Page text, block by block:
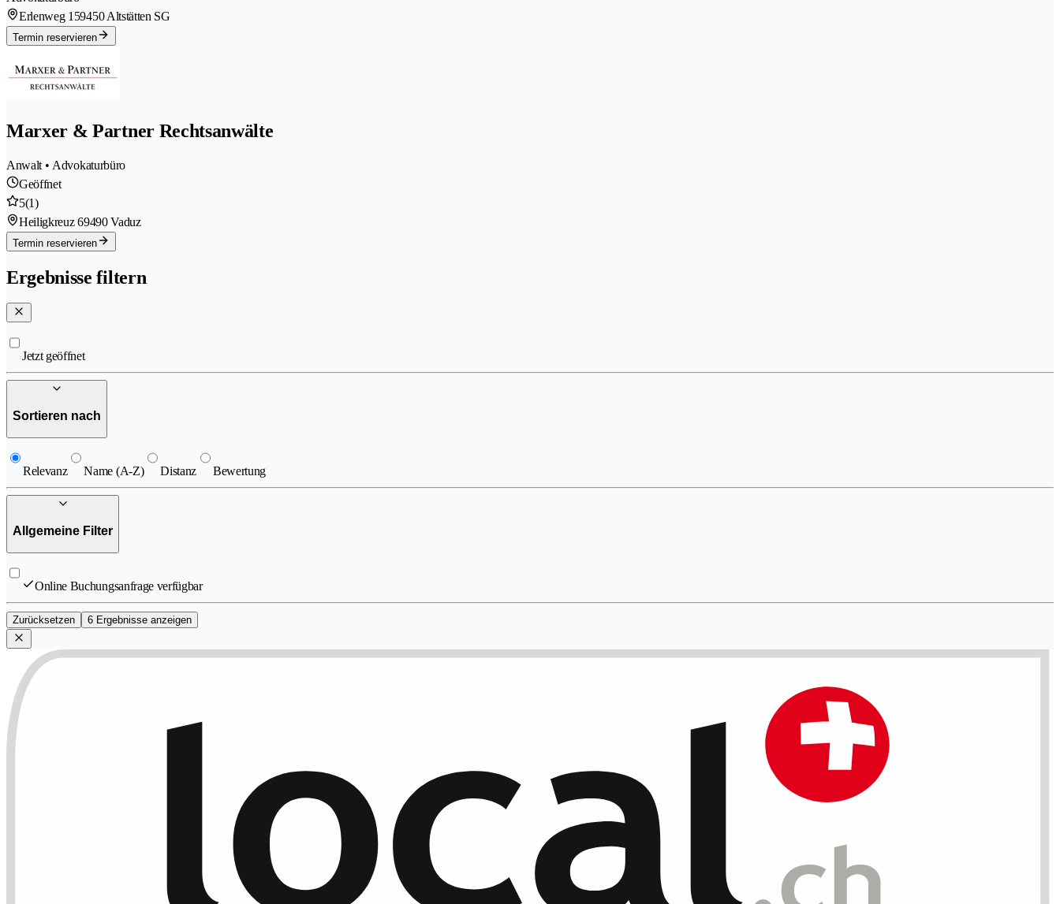
Erlenweg 159450 Altstätten SG
Termin reservieren
Marxer & Partner Rechtsanwälte
Anwalt • Advokaturbüro
Geöffnet
5(1)
Heiligkreuz 69490 Vaduz
Termin reservieren
Ergebnisse filtern
Jetzt geöffnet
Sortieren nach
Relevanz Name (A-Z) Distanz Bewertung
Allgemeine Filter
Online Buchungsanfrage verfügbar
Zurücksetzen 6 Ergebnisse anzeigen